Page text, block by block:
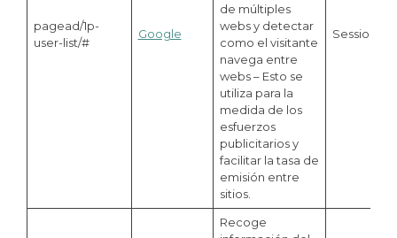
pagead/1p-
user-list/#
Google
de múltiples
webs y detectar
como el visitante
navega entre
webs – Esto se
utiliza para la
medida de los
esfuerzos
publicitarios y
facilitar la tasa de
emisión entre
sitios.
Session
Recoge